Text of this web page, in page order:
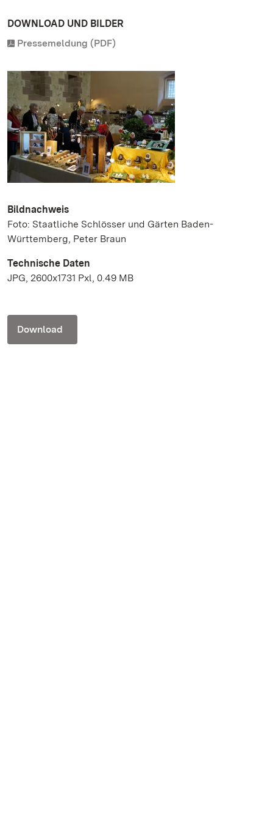
DOWNLOAD UND BILDER
Pressemeldung (PDF)
Bildnachweis
Foto: Staatliche Schlösser und Gärten Baden-
Württemberg, Peter Braun
Technische Daten
JPG, 2600x1731 Pxl, 0.49 MB
Download